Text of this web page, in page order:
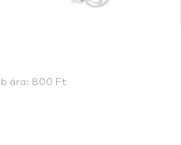
ára: 800 Ft